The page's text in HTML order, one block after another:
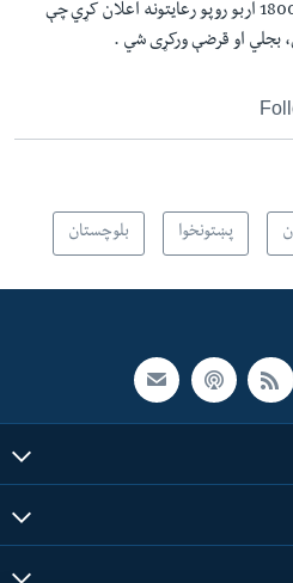
ودې ورکولو دپاره زرعی څانګې ته د 1800 اربو روپو رعایتونه اعلان کړي چې
بجلي او قرضې ورکړی شي .
پښتونخوا بلوچستان